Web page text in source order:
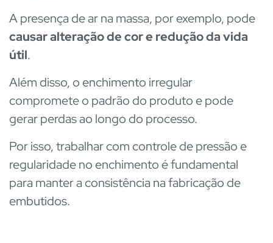
A presença de ar na massa, por exemplo, pode
causar alteração de cor e redução da vida
útil.
Além disso, o enchimento irregular
compromete o padrão do produto e pode
gerar perdas ao longo do processo.
Por isso, trabalhar com controle de pressão e
regularidade no enchimento é fundamental
para manter a consistência na fabricação de
embutidos.